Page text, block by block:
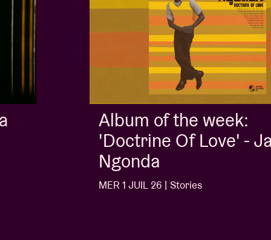
Album of the week:
'Doctrine Of Love' - Jalen
MER 1 JUIL 26 | Stories